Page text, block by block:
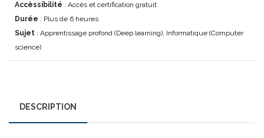
Accèssibilité : Accès et certification gratuit
Durée : Plus de 6 heures
Sujet : Apprentissage profond (Deep learning), Informatique (Computer
science)
DESCRIPTION